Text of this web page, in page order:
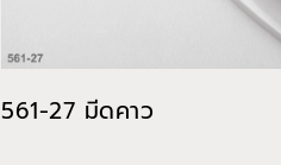
561-27 มีดคาว